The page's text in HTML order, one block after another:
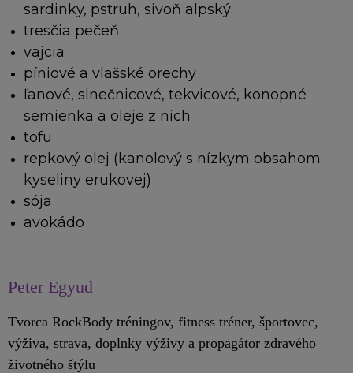
sardinky, pstruh, sivoň alpský
tresčia pečeň
vajcia
píniové a vlašské orechy
ľanové, slnečnicové, tekvicové, konopné
semienka a oleje z nich
tofu
repkový olej (kanolový s nízkym obsahom
kyseliny erukovej)
sója
avokádo
Peter Egyud
Tvorca RockBody tréningov, fitness tréner, športovec,
výživa, strava, doplnky výživy a propagátor zdravého
životného štýlu